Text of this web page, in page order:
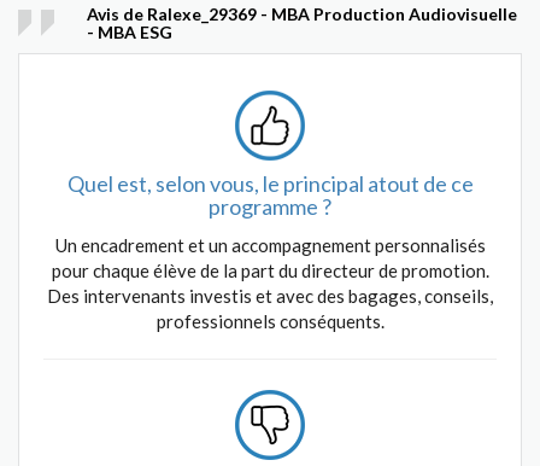
Avis de Ralexe_29369 - MBA Production Audiovisuelle
- MBA ESG
Quel est, selon vous, le principal atout de ce
programme ?
Un encadrement et un accompagnement personnalisés
pour chaque élève de la part du directeur de promotion.
Des intervenants investis et avec des bagages, conseils,
professionnels conséquents.